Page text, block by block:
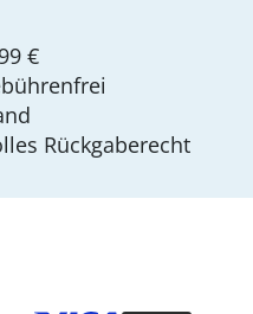
€
Rückgaberecht